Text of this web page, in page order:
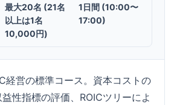
最大20名 (21名
以上は1名
10,000円)
1日間 (10:00〜
17:00)
経営の標準コース。資本コストの
性指標の評価、ROICツリーによ